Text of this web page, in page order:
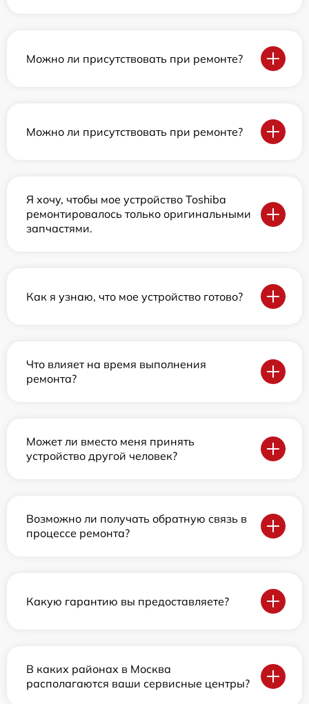
Можно ли присутствовать при ремонте?
Можно ли присутствовать при ремонте?
Я хочу, чтобы мое устройство Toshiba
ремонтировалось только оригинальными
запчастями.
Как я узнаю, что мое устройство готово?
Что влияет на время выполнения
ремонта?
Может ли вместо меня принять
устройство другой человек?
Возможно ли получать обратную связь в
процессе ремонта?
Какую гарантию вы предоставляете?
В каких районах в Москва
располагаются ваши сервисные центры?